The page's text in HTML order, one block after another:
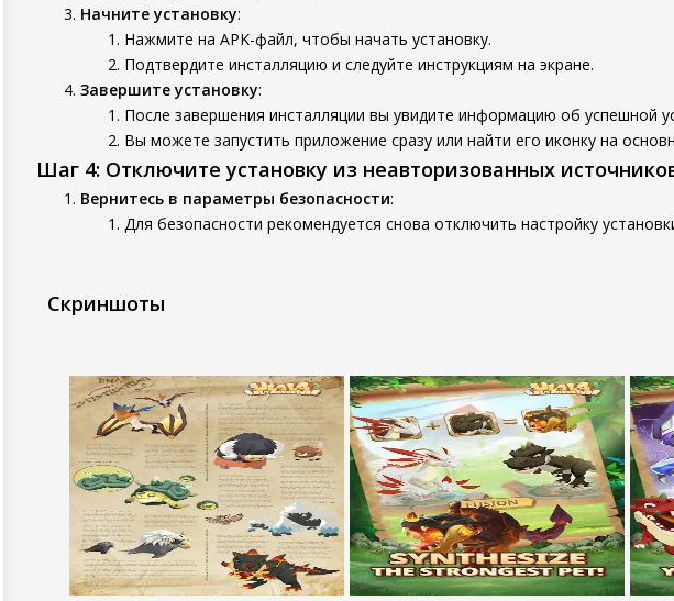
Начните установку:
Нажмите на APK-файл, чтобы начать установку.
Подтвердите инсталляцию и следуйте инструкциям на экране.
Завершите установку:
После завершения инсталляции вы увидите информацию об успешной
Вы можете запустить приложение сразу или найти его иконку на
Шаг 4: Отключите установку из неавторизованных
Вернитесь в параметры безопасности:
Для безопасности рекомендуется снова отключить настройку
Скриншоты